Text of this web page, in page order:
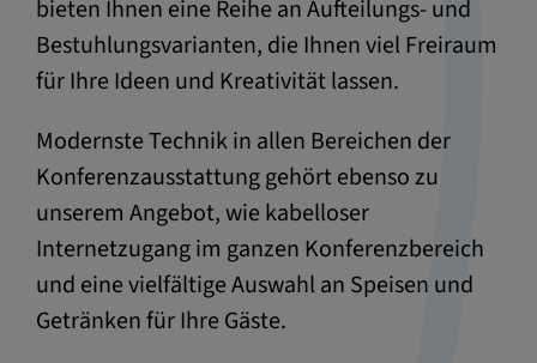
bieten Ihnen eine Reihe an Aufteilungs- und
Bestuhlungsvarianten, die Ihnen viel Freiraum
für Ihre Ideen und Kreativität lassen.
Modernste Technik in allen Bereichen der
Konferenzausstattung gehört ebenso zu
unserem Angebot, wie kabelloser
Internetzugang im ganzen Konferenzbereich
und eine vielfältige Auswahl an Speisen und
Getränken für Ihre Gäste.